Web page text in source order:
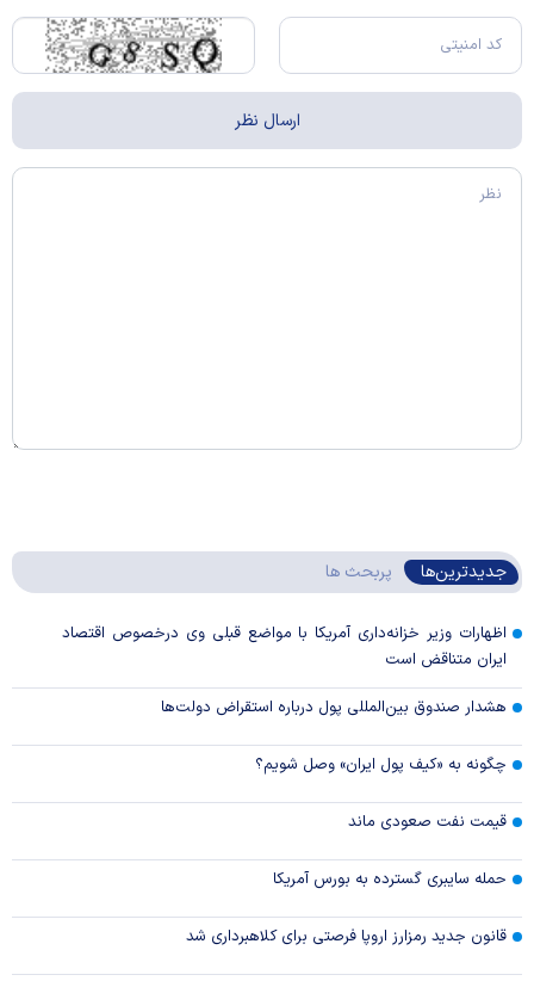
جدیدترین‌ها پربحث ها
اظهارات وزیر خزانه‌داری آمریکا با مواضع قبلی وی درخصوص اقتصاد
ایران متناقض است
هشدار صندوق بین‌المللی پول درباره استقراض دولت‌ها
چگونه به «کیف پول ایران» وصل شویم؟
قیمت نفت صعودی ماند
حمله سایبری گسترده به بورس آمریکا
قانون جدید رمزارز اروپا فرصتی برای کلاهبرداری شد